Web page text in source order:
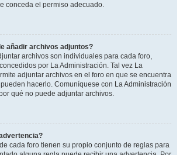
conceda el permiso adecuado.
añadir archivos adjuntos?
archivos son individuales para cada foro,
por La Administración. Tal vez La
adjuntar archivos en el foro en que se encuentra
hacerlo. Comuníquese con La Administración
qué no puede adjuntar archivos.
cada foro tienen su propio conjunto de reglas para